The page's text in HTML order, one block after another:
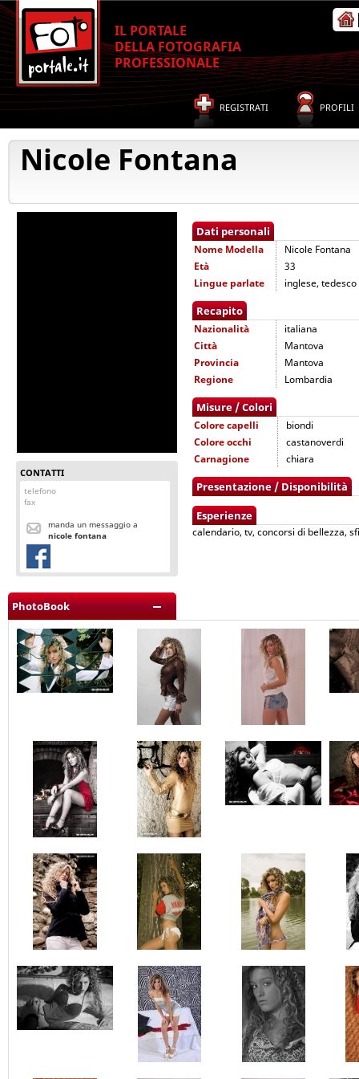
IL PORTALE
DELLA FOTOGRAFIA
PROFESSIONALE
REGISTRATI PROFILI
Nicole Fontana
CONTATTI
telefono
fax
manda un messaggio a
nicole fontana
Dati personali
Nome Modella
Nicole Fontana
Età
33
Lingue parlate
inglese, tedesco
Recapito
Nazionalità
italiana
Città
Mantova
Provincia
Mantova
Regione
Lombardia
Misure / Colori
Colore capelli
biondi
Colore occhi
castanoverdi
Carnagione
chiara
Presentazione / Disponibilità
Esperienze
calendario, tv, concorsi di bellezza,
PhotoBook